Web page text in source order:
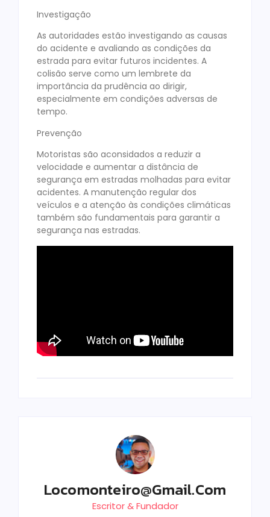
Investigação
As autoridades estão investigando as causas
do acidente e avaliando as condições da
estrada para evitar futuros incidentes. A
colisão serve como um lembrete da
importância da prudência ao dirigir,
especialmente em condições adversas de
tempo.
Prevenção
Motoristas são aconsidados a reduzir a
velocidade e aumentar a distância de
segurança em estradas molhadas para evitar
acidentes. A manutenção regular dos
veículos e a atenção às condições climáticas
também são fundamentais para garantir a
segurança nas estradas.
Locomonteiro@gmail.com
Escritor & Fundador